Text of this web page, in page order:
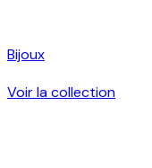
Bijoux
Voir la collection